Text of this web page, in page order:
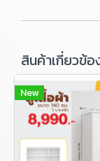
สินค้าเกี่ยวข้อ
New